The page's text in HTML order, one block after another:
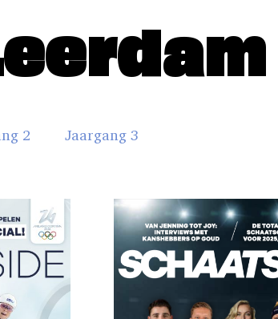
2 Jaargang 3